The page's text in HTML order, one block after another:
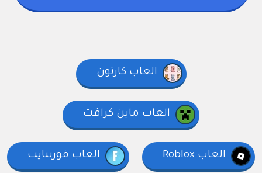
العاب كارتون
العاب ماين كرافت
العاب Roblox العاب فورتنايت